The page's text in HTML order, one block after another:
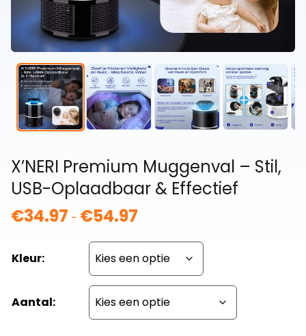
X’NERI Premium Muggenval – Stil,
USB-Oplaadbaar & Effectief
€34.97 - €54.97
tot
€54.97
Kleur:
Aantal: